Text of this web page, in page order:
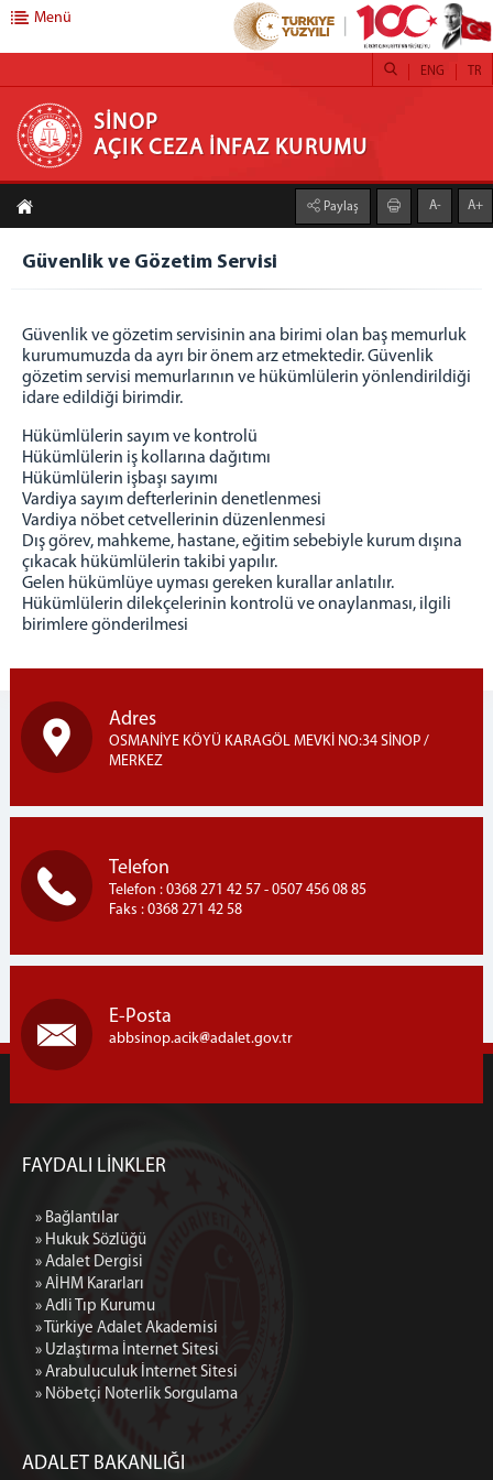
SİNOP AÇIK CEZA İNFAZ KURUMU
Anasayfa
Adliyemiz
Yönetim
CEZAEVİ SAVCISI
İDARE
Kurumumuz
Kurumumuz Hakkında
Galeri
Birimlerimiz
Güvenlik ve Gözetim Servisi
Eğitim Öğretim Servisi
Psiko Sosyal Servisi
Sağlık Servisi
İnfaz Birimi
Genel Bütçe Birimi
Personel Birimi
İletişim
Menü
SİNOP
AÇIK CEZA İNFAZ KURUMU
TR
ENG
Paylaş A- A+
Güvenlik ve Gözetim Servisi
Güvenlik ve gözetim servisinin ana birimi olan baş memurluk
kurumumuzda da ayrı bir önem arz etmektedir. Güvenlik
gözetim servisi memurlarının ve hükümlülerin yönlendirildiği
idare edildiği birimdir.
Hükümlülerin sayım ve kontrolü
Hükümlülerin iş kollarına dağıtımı
Hükümlülerin işbaşı sayımı
Vardiya sayım defterlerinin denetlenmesi
Vardiya nöbet cetvellerinin düzenlenmesi
Dış görev, mahkeme, hastane, eğitim sebebiyle kurum dışına
çıkacak hükümlülerin takibi yapılır.
Gelen hükümlüye uyması gereken kurallar anlatılır.
Hükümlülerin dilekçelerinin kontrolü ve onaylanması, ilgili
birimlere gönderilmesi
Adres
OSMANİYE KÖYÜ KARAGÖL MEVKİ NO:34 SİNOP /
MERKEZ
Telefon
Telefon : 0368 271 42 57 - 0507 456 08 85
Faks : 0368 271 42 58
E-Posta
abbsinop.acik adalet.gov.tr
FAYDALI LİNKLER
» Bağlantılar
» Hukuk Sözlüğü
» Adalet Dergisi
» AİHM Kararları
» Adli Tıp Kurumu
» Türkiye Adalet Akademisi
» Uzlaştırma İnternet Sitesi
» Arabuluculuk İnternet Sitesi
» Nöbetçi Noterlik Sorgulama
ADALET BAKANLIĞI